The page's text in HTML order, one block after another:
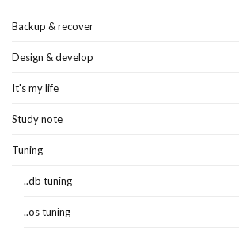
Backup & recover
Design & develop
It's my life
Study note
Tuning
..db tuning
..os tuning